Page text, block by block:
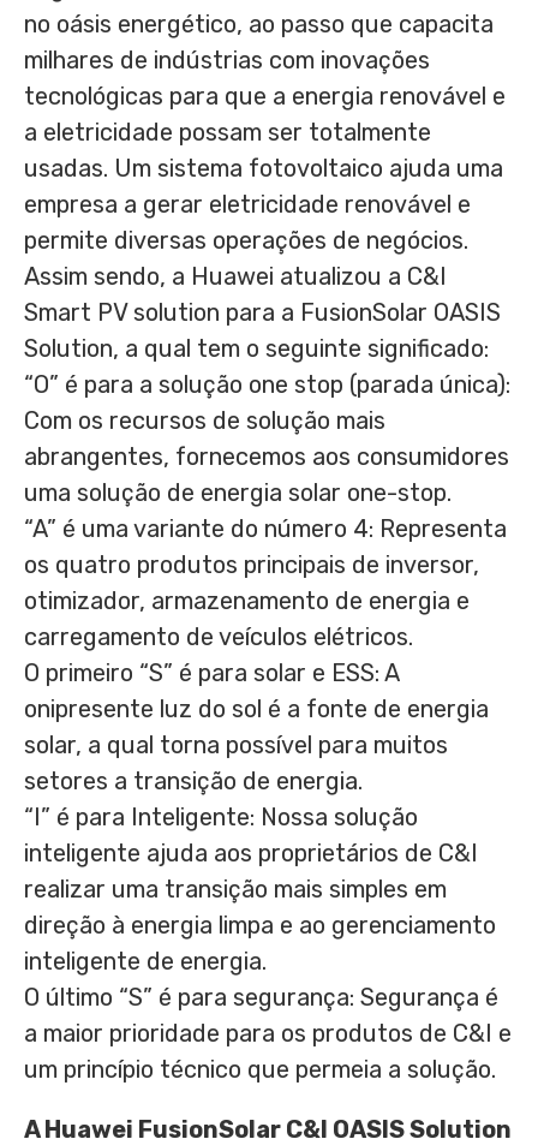
no oásis energético, ao passo que capacita
milhares de indústrias com inovações
tecnológicas para que a energia renovável e
a eletricidade possam ser totalmente
usadas. Um sistema fotovoltaico ajuda uma
empresa a gerar eletricidade renovável e
permite diversas operações de negócios.
Assim sendo, a Huawei atualizou a C&I
Smart PV solution para a FusionSolar OASIS
Solution, a qual tem o seguinte significado:
“O” é para a solução one stop (parada única):
Com os recursos de solução mais
abrangentes, fornecemos aos consumidores
uma solução de energia solar one-stop.
“A” é uma variante do número 4: Representa
os quatro produtos principais de inversor,
otimizador, armazenamento de energia e
carregamento de veículos elétricos.
O primeiro “S” é para solar e ESS: A
onipresente luz do sol é a fonte de energia
solar, a qual torna possível para muitos
setores a transição de energia.
“I” é para Inteligente: Nossa solução
inteligente ajuda aos proprietários de C&I
realizar uma transição mais simples em
direção à energia limpa e ao gerenciamento
inteligente de energia.
O último “S” é para segurança: Segurança é
a maior prioridade para os produtos de C&I e
um princípio técnico que permeia a solução.
A Huawei FusionSolar C&I OASIS Solution